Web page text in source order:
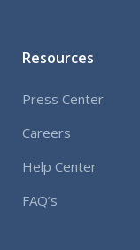
Resources
Press Center
Careers
Help Center
FAQ’s